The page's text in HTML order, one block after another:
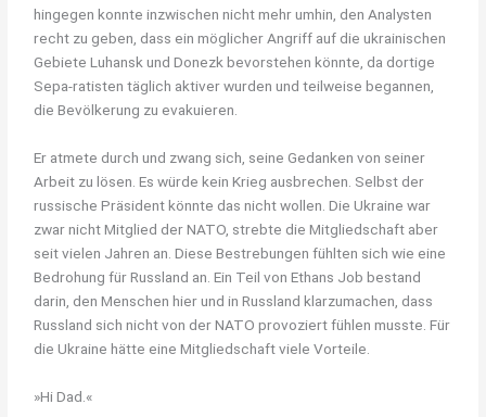
hingegen konnte inzwischen nicht mehr umhin, den Analysten
recht zu geben, dass ein möglicher Angriff auf die ukrainischen
Gebiete Luhansk und Donezk bevorstehen könnte, da dortige
Sepa-ratisten täglich aktiver wurden und teilweise begannen,
die Bevölkerung zu evakuieren.
Er atmete durch und zwang sich, seine Gedanken von seiner
Arbeit zu lösen. Es würde kein Krieg ausbrechen. Selbst der
russische Präsident könnte das nicht wollen. Die Ukraine war
zwar nicht Mitglied der NATO, strebte die Mitgliedschaft aber
seit vielen Jahren an. Diese Bestrebungen fühlten sich wie eine
Bedrohung für Russland an. Ein Teil von Ethans Job bestand
darin, den Menschen hier und in Russland klarzumachen, dass
Russland sich nicht von der NATO provoziert fühlen musste. Für
die Ukraine hätte eine Mitgliedschaft viele Vorteile.
»Hi Dad.«